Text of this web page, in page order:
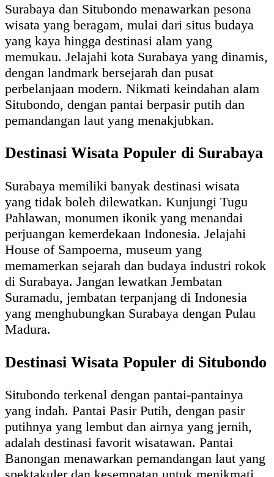
Surabaya dan Situbondo menawarkan pesona
wisata yang beragam, mulai dari situs budaya
yang kaya hingga destinasi alam yang
memukau. Jelajahi kota Surabaya yang dinamis,
dengan landmark bersejarah dan pusat
perbelanjaan modern. Nikmati keindahan alam
Situbondo, dengan pantai berpasir putih dan
pemandangan laut yang menakjubkan.
Destinasi Wisata Populer di Surabaya
Surabaya memiliki banyak destinasi wisata
yang tidak boleh dilewatkan. Kunjungi Tugu
Pahlawan, monumen ikonik yang menandai
perjuangan kemerdekaan Indonesia. Jelajahi
House of Sampoerna, museum yang
memamerkan sejarah dan budaya industri rokok
di Surabaya. Jangan lewatkan Jembatan
Suramadu, jembatan terpanjang di Indonesia
yang menghubungkan Surabaya dengan Pulau
Madura.
Destinasi Wisata Populer di Situbondo
Situbondo terkenal dengan pantai-pantainya
yang indah. Pantai Pasir Putih, dengan pasir
putihnya yang lembut dan airnya yang jernih,
adalah destinasi favorit wisatawan. Pantai
Banongan menawarkan pemandangan laut yang